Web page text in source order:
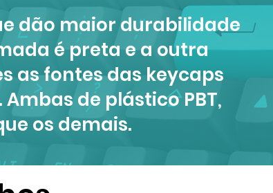
dão maior durabilidade
é preta e a outra
as fontes das keycaps
de plástico PBT,
os demais.